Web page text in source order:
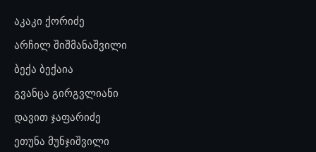
აკაკი ქორიძე
არჩილ შიშმანაშვილი
ბექა ბექაია
გვანცა გირგვლიანი
დავით ჯაფარიძე
ეთუნა მუნჯიშვილი